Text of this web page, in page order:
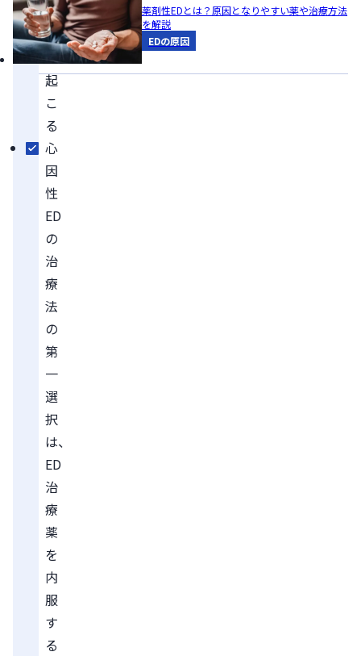
原
因
で
起
こ
る
心
因
性
ED
の
治
療
法
の
第
一
選
択
は、
ED
治
療
薬
を
内
服
す
る
薬剤性EDとは？原因となりやすい薬や治療方法
を解説
EDの原因